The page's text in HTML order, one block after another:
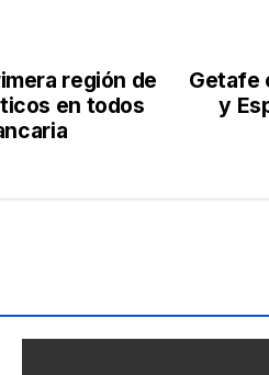
Getafe
y
región de
en todos